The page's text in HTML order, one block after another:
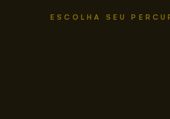
ESCOLHA SEU